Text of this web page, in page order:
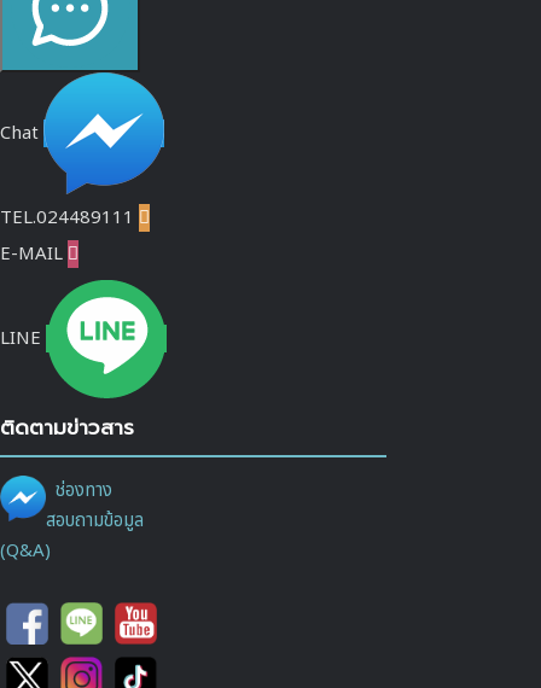
Chat
TEL.024489111 
E-MAIL 
LINE
ติดตามข่าวสาร
ช่องทาง
สอบถามข้อมูล
(Q&A)